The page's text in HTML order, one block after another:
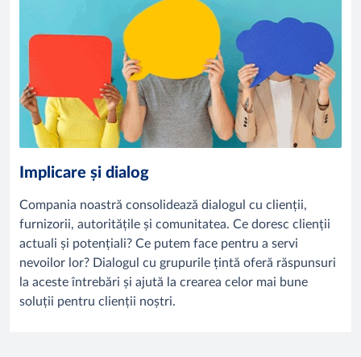
Implicare și dialog
Compania noastră consolidează dialogul cu clienții,
furnizorii, autoritățile și comunitatea. Ce doresc clienții
actuali și potențiali? Ce putem face pentru a servi
nevoilor lor? Dialogul cu grupurile țintă oferă răspunsuri
la aceste întrebări și ajută la crearea celor mai bune
soluții pentru clienții noștri.